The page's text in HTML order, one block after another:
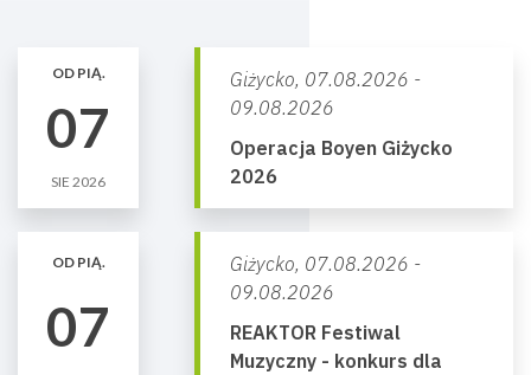
OD PIĄ.
07
SIE 2026
Giżycko, 07.08.2026 -
09.08.2026
Operacja Boyen Giżycko
2026
OD PIĄ.
07
Giżycko, 07.08.2026 -
09.08.2026
REAKTOR Festiwal
Muzyczny - konkurs dla